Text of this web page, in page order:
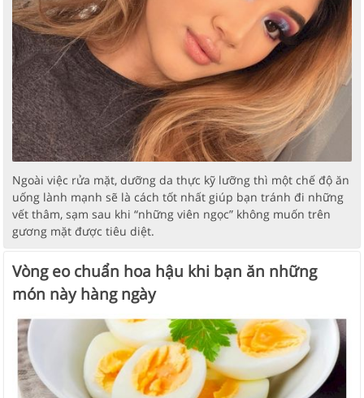
Ngoài việc rửa mặt, dưỡng da thực kỹ lưỡng thì một chế độ ăn
uống lành mạnh sẽ là cách tốt nhất giúp bạn tránh đi những
vết thâm, sạm sau khi “những viên ngọc” không muốn trên
gương mặt được tiêu diệt.
Vòng eo chuẩn hoa hậu khi bạn ăn những
món này hàng ngày